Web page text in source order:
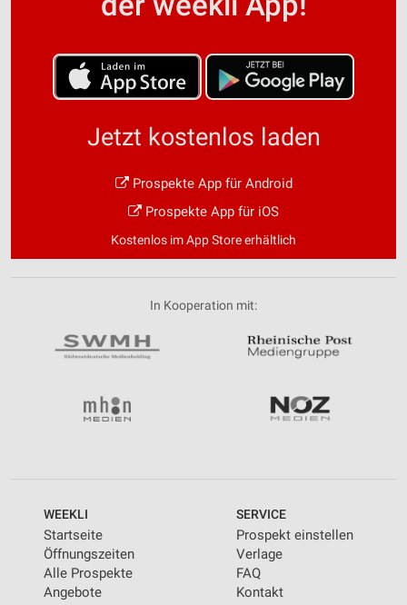
Jetzt kostenlos laden
Prospekte App für Android
Prospekte App für iOS
Kostenlos im App Store erhältlich
In Kooperation mit:
WEEKLI
Startseite
Öffnungszeiten
Alle Prospekte
Angebote
SERVICE
Prospekt einstellen
Verlage
FAQ
Kontakt